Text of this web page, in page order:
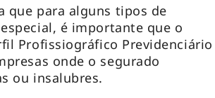
que para alguns tipos de
é importante que o
Profissiográfico Previdenciário
onde o segurado
ou insalubres.